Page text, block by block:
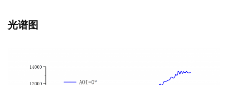
光谱图